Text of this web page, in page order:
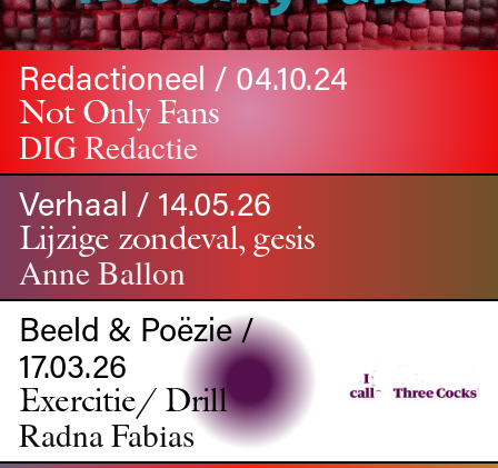
Redactioneel / 04.10.24
Not Only Fans
DIG Redactie
Verhaal / 14.05.26
Lijzige zondeval, gesis
Anne Ballon
Beeld & Poëzie /
17.03.26
Exercitie/ Drill
Radna Fabias